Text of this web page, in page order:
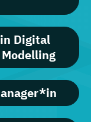
Digital